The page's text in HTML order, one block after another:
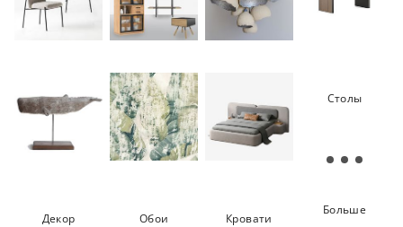
Стулья Хранение Столы
Декор Обои Кровати
Больше